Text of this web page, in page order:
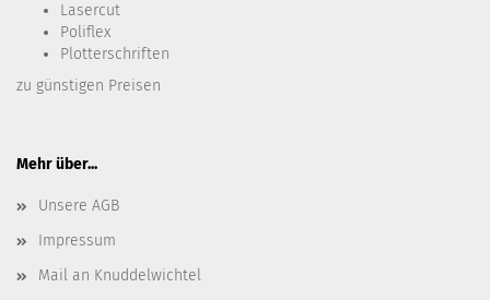
Lasercut
Poliflex
Plotterschriften
zu günstigen Preisen
Mehr über...
Unsere AGB
Impressum
Mail an Knuddelwichtel